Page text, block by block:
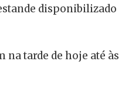
disponibilizado
na tarde de hoje até às